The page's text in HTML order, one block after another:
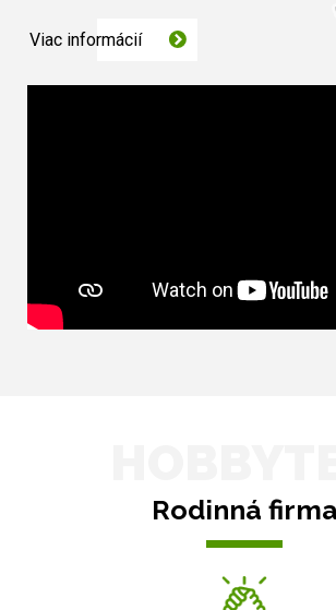
Viac informácií
Rodinná firma